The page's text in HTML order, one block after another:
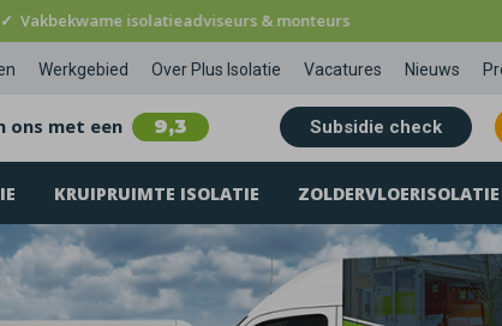
✓ Vakbekwame isolatieadviseurs & monteurs
Werkgebied Over Plus Isolatie Vacatures Nieuws
ons met een 9,3 Subsidie check
KRUIPRUIMTE ISOLATIE ZOLDERVLOERISOLATIE